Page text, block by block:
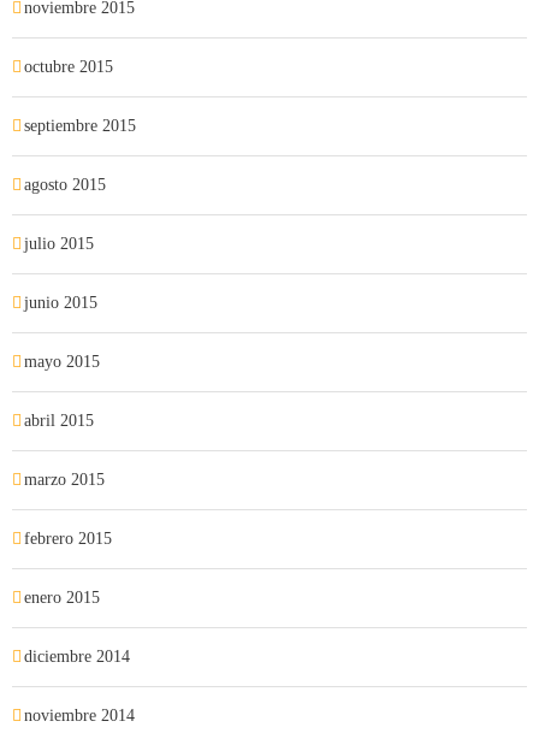
noviembre 2015
octubre 2015
septiembre 2015
agosto 2015
julio 2015
junio 2015
mayo 2015
abril 2015
marzo 2015
febrero 2015
enero 2015
diciembre 2014
noviembre 2014